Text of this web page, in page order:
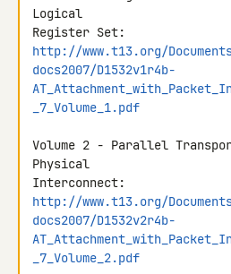
Logical
http://www.t13.org/
docs2007/D1532v1r4b-
_7_Volume_1.pdf
Volume 2 - Parallel
Physical
http://www.t13.org/
docs2007/D1532v2r4b-
_7_Volume_2.pdf